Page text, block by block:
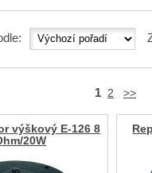
1 2 >>
výškový E-126 8
20W